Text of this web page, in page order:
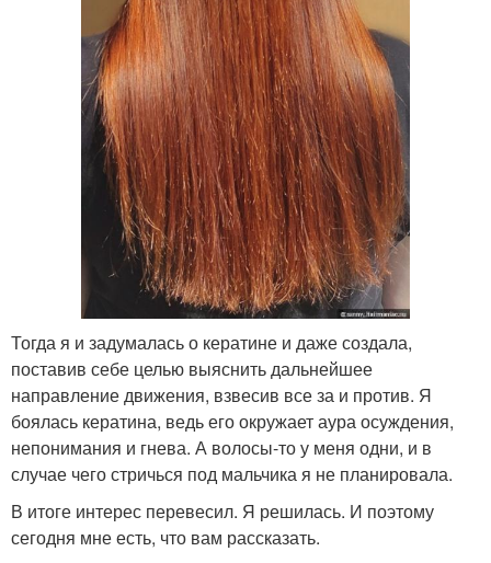
Тогда я и задумалась о кератине и даже создала,
поставив себе целью выяснить дальнейшее
направление движения, взвесив все за и против. Я
боялась кератина, ведь его окружает аура осуждения,
непонимания и гнева. А волосы-то у меня одни, и в
случае чего стричься под мальчика я не планировала.
В итоге интерес перевесил. Я решилась. И поэтому
сегодня мне есть, что вам рассказать.